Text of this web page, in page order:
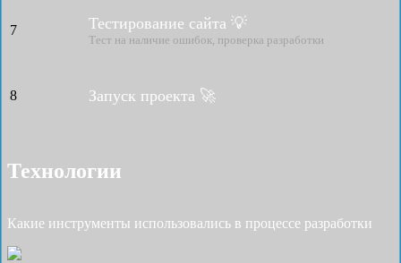
7 Тестирование сайта 💡
Тест на наличие ошибок, проверка разработки
8 Запуск проекта 🚀
Технологии
Какие инструменты использовались в процессе разработки